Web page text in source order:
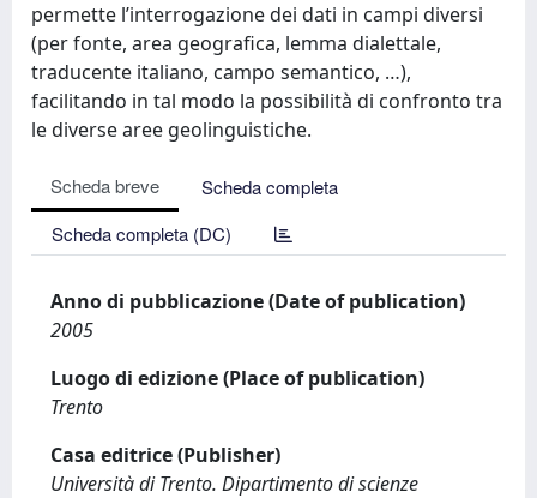
permette l’interrogazione dei dati in campi diversi
(per fonte, area geografica, lemma dialettale,
traducente italiano, campo semantico, …),
facilitando in tal modo la possibilità di confronto tra
le diverse aree geolinguistiche.
Scheda breve
Scheda completa
Scheda completa (DC)
Anno di pubblicazione (Date of publication)
2005
Luogo di edizione (Place of publication)
Trento
Casa editrice (Publisher)
Università di Trento. Dipartimento di scienze